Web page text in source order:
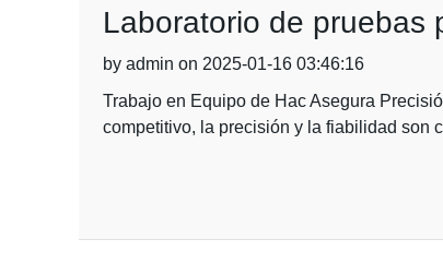
Laboratorio de pruebas
by admin on 2025-01-16 03:46:16
Trabajo en Equipo de Hac Asegura
competitivo, la precisión y la fiabilidad son